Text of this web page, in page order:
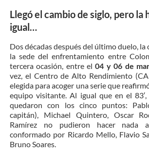
Llegó el cambio de siglo, pero la
igual…
Dos décadas después del último duelo, la
la sede del enfrentamiento entre
tercera ocasión, entre el04 y 06 de
vez, el Centro de Alto Rendimiento
elegida para acoger una serie que
equipo visitante. Al igual que en el
quedaron con los cinco puntos:
capitán), Michael Quintero, Oscar
Ramírez no pudieron hacer nada
conformado por Ricardo Mello, Flavio
Bruno Soares.